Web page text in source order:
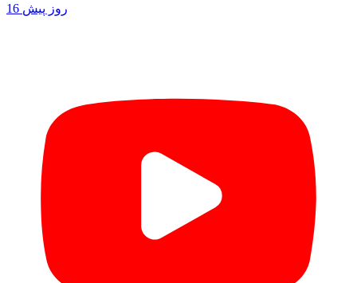
16 روز پیش